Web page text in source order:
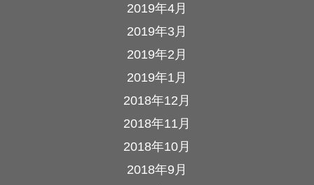
2019年4月
2019年3月
2019年2月
2019年1月
2018年12月
2018年11月
2018年10月
2018年9月